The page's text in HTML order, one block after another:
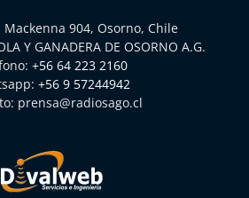
Mackenna 904, Osorno, Chile
Y GANADERA DE OSORNO A.G.
+56 64 223 2160
+56 9 57244942
prensa@radiosago.cl